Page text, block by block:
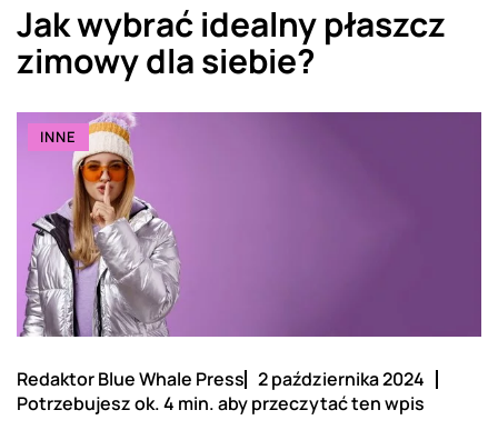
Jak wybrać idealny płaszcz
zimowy dla siebie?
INNE
Redaktor Blue Whale Press 2 października 2024
Potrzebujesz ok. 4 min. aby przeczytać ten wpis